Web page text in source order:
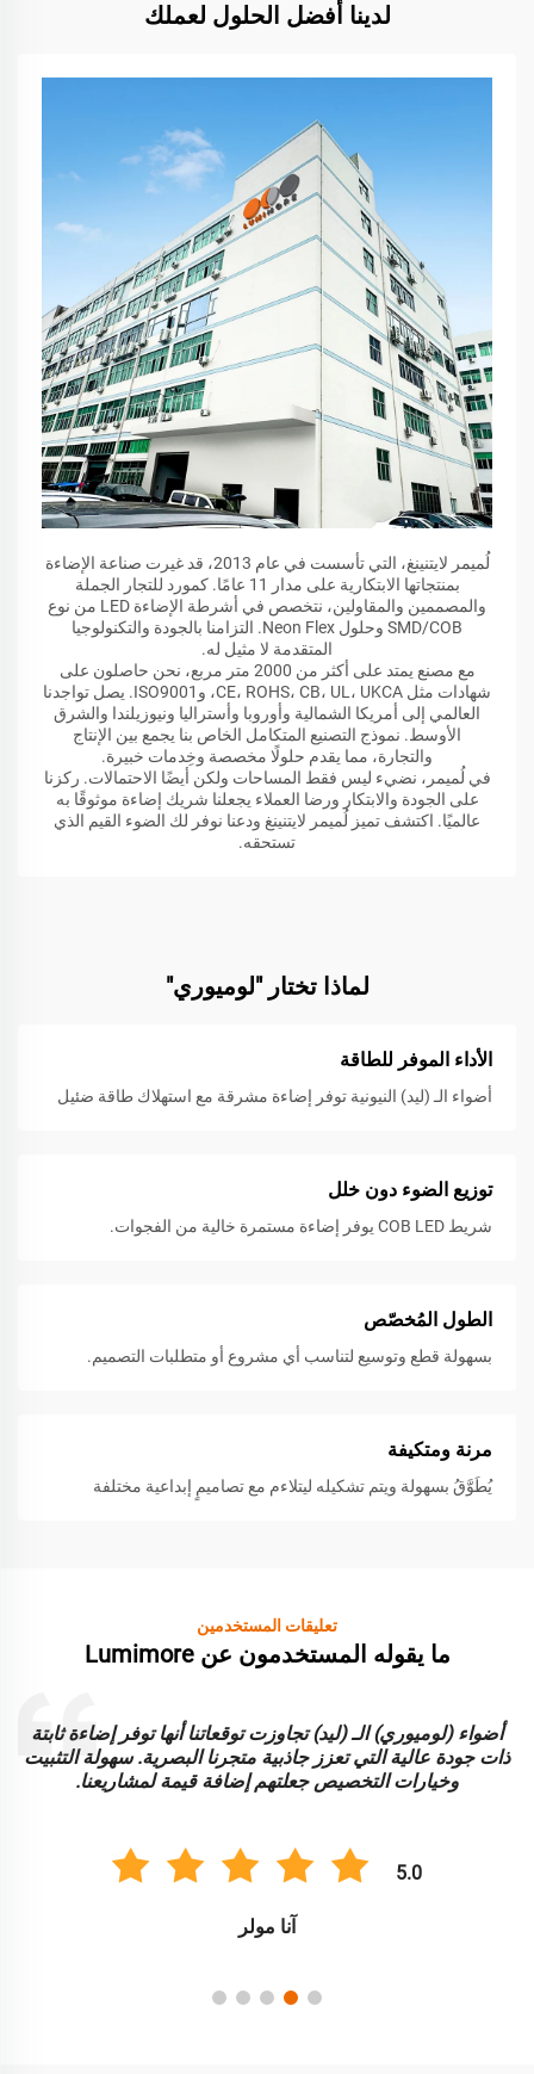
لدينا أفضل الحلول لعملك
لُميمر لايتنينغ، التي تأسست في عام 2013، قد غيرت صناعة الإضاءة
بمنتجاتها الابتكارية على مدار 11 عامًا. كمورد للتجار الجملة
والمصممين والمقاولين، نتخصص في أشرطة الإضاءة LED من نوع
SMD/COB وحلول Neon Flex. التزامنا بالجودة والتكنولوجيا
المتقدمة لا مثيل له.
مع مصنع يمتد على أكثر من 2000 متر مربع، نحن حاصلون على
شهادات مثل CE، ROHS، CB، UL، UKCA، وISO9001. يصل تواجدنا
العالمي إلى أمريكا الشمالية وأوروبا وأستراليا ونيوزيلندا والشرق
الأوسط. نموذج التصنيع المتكامل الخاص بنا يجمع بين الإنتاج
والتجارة، مما يقدم حلولًا مخصصة وخِدمات خبيرة.
في لُميمر، نضيء ليس فقط المساحات ولكن أيضًا الاحتمالات. ركزنا
على الجودة والابتكار ورضا العملاء يجعلنا شريك إضاءة موثوقًا به
عالميًا. اكتشف تميز لُميمر لايتنينغ ودعنا نوفر لك الضوء القيم الذي
تستحقه.
لماذا تختار "لوميوري"
الأداء الموفر للطاقة
أضواء الـ (ليد) النيونية توفر إضاءة مشرقة مع استهلاك طاقة ضئيل
توزيع الضوء دون خلل
شريط COB LED يوفر إضاءة مستمرة خالية من الفجوات.
الطول المُخصّص
بسهولة قطع وتوسيع لتناسب أي مشروع أو متطلبات التصميم.
مرنة ومتكيفة
يُطَوَّقُ بسهولة ويتم تشكيله ليتلاءم مع تصاميمٍ إبداعية مختلفة
تعليقات المستخدمين
ما يقوله المستخدمون عن Lumimore
أضواء (لوميوري) الـ (ليد) تجاوزت توقعاتنا أنها توفر إضاءة ثابتة
ذات جودة عالية التي تعزز جاذبية متجرنا البصرية. سهولة التثبيت
وخيارات التخصيص جعلتهم إضافة قيمة لمشاريعنا.
5.0
آنا مولر